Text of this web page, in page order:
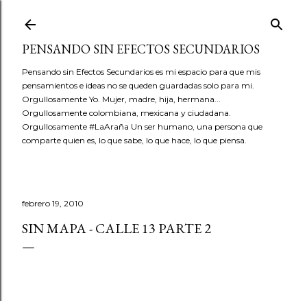
PENSANDO SIN EFECTOS SECUNDARIOS
Pensando sin Efectos Secundarios es mi espacio para que mis
pensamientos e ideas no se queden guardadas solo para mi.
Orgullosamente Yo. Mujer, madre, hija, hermana...
Orgullosamente colombiana, mexicana y ciudadana.
Orgullosamente #LaAraña Un ser humano, una persona que
comparte quien es, lo que sabe, lo que hace, lo que piensa.
febrero 19, 2010
SIN MAPA - CALLE 13 PARTE 2